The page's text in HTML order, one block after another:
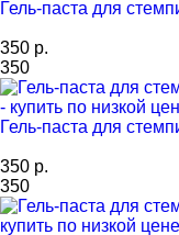
Гель-паста для
350 р.
350
Гель-паста для
350 р.
350